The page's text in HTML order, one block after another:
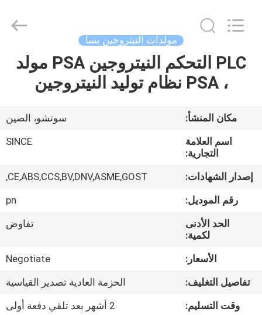
بيت
معلومات
جولة
المصنع
مراقبة
الجودة
اتصل
Technology
Co.,Ltd.
Reserved.
مولدات النيتروجين بسا
PLC التحكم النيتروجين PSA مولد
، PSA نظام توليد النيتروجين
مكان المنشأ:
سوتشو، الصين
اسم العلامة
التجارية:
SINCE
إصدار الشهادات:
CE,ABS,CCS,BV,DNV,ASME,GOST,
رقم الموديل:
pn
الحد الأدنى
لكمية:
تفاوض
الأسعار:
Negotiate
تفاصيل التغليف:
الحزمة العادية تصدير القياسية
وقت التسليم:
2 أشهر بعد تلقي دفعة أولى